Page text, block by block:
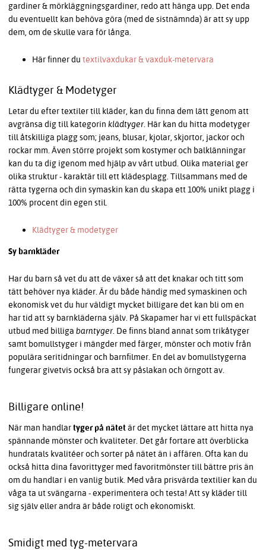
gardiner & mörkläggningsgardiner, redo att hänga upp. Det enda
du eventuellt kan behöva göra (med de sistnämnda) är att sy upp
dem, om de skulle vara för långa.
Här finner du textilvaxdukar & vaxduk-metervara
Klädtyger & Modetyger
Letar du efter textiler till kläder, kan du finna dem lätt genom att
avgränsa dig till kategorin klädtyger. Här kan du hitta modetyger
till åtskilliga plagg som; jeans, blusar, kjolar, skjortor, jackor och
rockar mm. Även större projekt som kostymer och balklänningar
kan du ta dig igenom med hjälp av vårt utbud. Olika material ger
olika struktur - karaktär till ett klädesplagg. Tillsammans med de
rätta tygerna och din symaskin kan du skapa ett 100% unikt plagg i
100% procent din egen stil.
Klädtyger & modetyger
Sy barnkläder
Har du barn så vet du att de växer så att det knakar och titt som
tätt behöver nya kläder. Är du både händig med symaskinen och
ekonomisk vet du hur väldigt mycket billigare det kan bli om en
har tid att sy barnkläderna själv. På Skapamer har vi ett fullspäckat
utbud med billiga barntyger. De finns bland annat som trikåtyger
samt bomullstyger i mängder med färger, mönster och motiv från
populära seritidningar och barnfilmer. En del av bomullstygerna
fungerar givetvis också bra att sy påslakan och örngott av.
Billigare online!
När man handlartyger på nätetär det mycket lättare att hitta nya
spännande mönster och kvaliteter. Det går fortare att överblicka
hundratals kvalitéer och sorter på nätet än i affären. Ofta kan du
också hitta dina favorittyger med favoritmönster till bättre pris än
om du handlar i en vanlig butik. Med våra prisvärda textilier kan du
våga ta ut svängarna - experimentera och testa! Att sy kläder till
sig själv eller andra är både roligt och ekonomiskt.
Smidigt med tyg-metervara